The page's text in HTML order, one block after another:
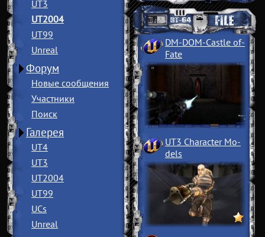
UT3
UT2004
UT99
Unreal
Форум
Новые сообщения
Участники
Поиск
Галерея
UT4
UT3
UT2004
UT99
UCs
Unreal
DM-DOM-Castle of­
Fate
UT3 Character Mo­
dels